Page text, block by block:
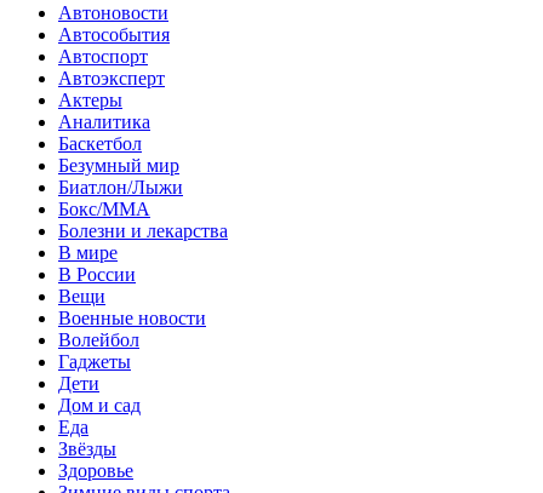
Автоновости
Автособытия
Автоспорт
Автоэксперт
Актеры
Аналитика
Баскетбол
Безумный мир
Биатлон/Лыжи
Бокс/MMA
Болезни и лекарства
В мире
В России
Вещи
Военные новости
Волейбол
Гаджеты
Дети
Дом и сад
Еда
Звёзды
Здоровье